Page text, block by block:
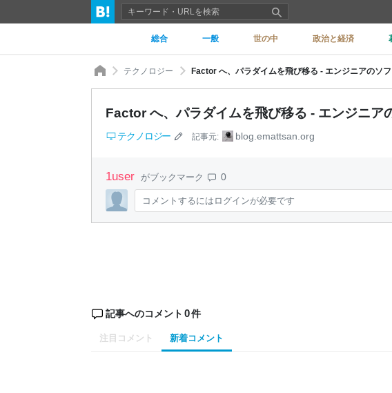
総合 一般 世の中 政治と経済
テクノロジー Factor へ、パラダイムを飛び移る - エンジニアのソ
Factor へ、パラダイムを飛び移る - エンジニア
テクノロジー 記事元: blog.emattsan.org
1user がブックマーク 0
コメントするにはログインが必要です
記事へのコメント 0件
注目コメント 新着コメント